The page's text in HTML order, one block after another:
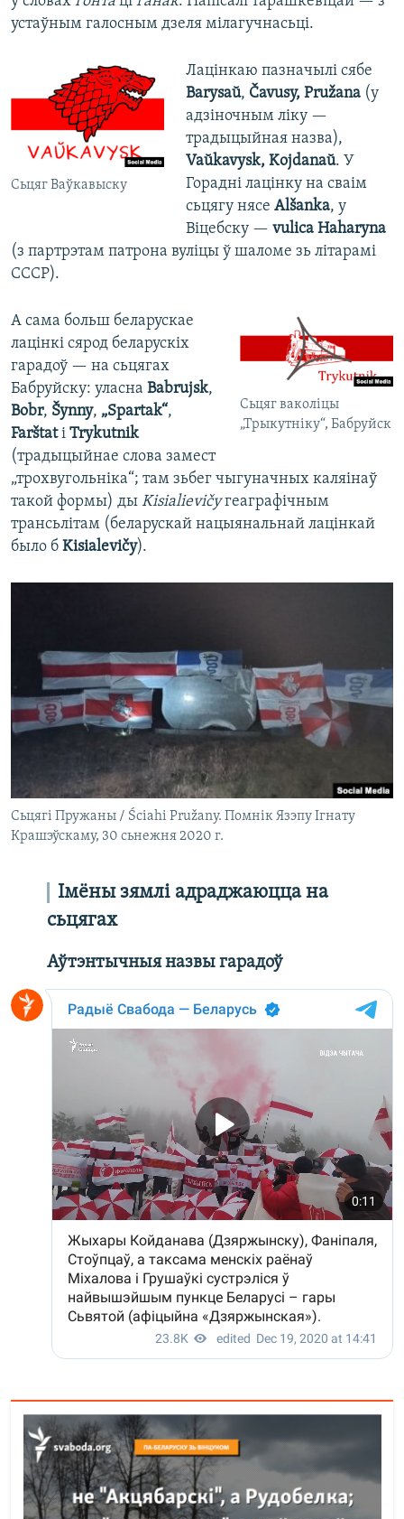
устаўным галосным дзеля мілагучнасьці.
Сьцяг Ваўкавыску
Лацінкаю пазначылі сябе
Barysaŭ, Čavusy, Pružana (у
адзіночным ліку —
традыцыйная назва),
Vaŭkavysk, Kojdanaŭ. У
Горадні лацінку на сваім
сьцягу нясе Alšanka, у
Віцебску — vulica Haharyna
(з партрэтам патрона вуліцы ў шаломе зь літарамі
СССР).
Сьцяг ваколіцы
„Трыкутніку“, Бабруйск
А сама больш беларускае
лацінкі сярод беларускіх
гарадоў — на сьцягах
Бабруйску: уласна Babrujsk,
Bobr, Šynny, „Spartak“,
Farštati Trykutnik
(традыцыйнае слова замест
„трохвугольніка“; там зьбег чыгуначных каляінаў
такой формы) ды Kisialievičyгеаграфічным
трансьлітам (беларускай нацыянальнай лацінкай
было б Kisialevičy).
Сьцягі Пружаны / Ściahi Pružany. Помнік Язэпу Ігнату
Крашэўскаму, 30 сьнежня 2020 г.
Імёны зямлі адраджаюцца на
сьцягах
Аўтэнтычныя назвы гарадоў